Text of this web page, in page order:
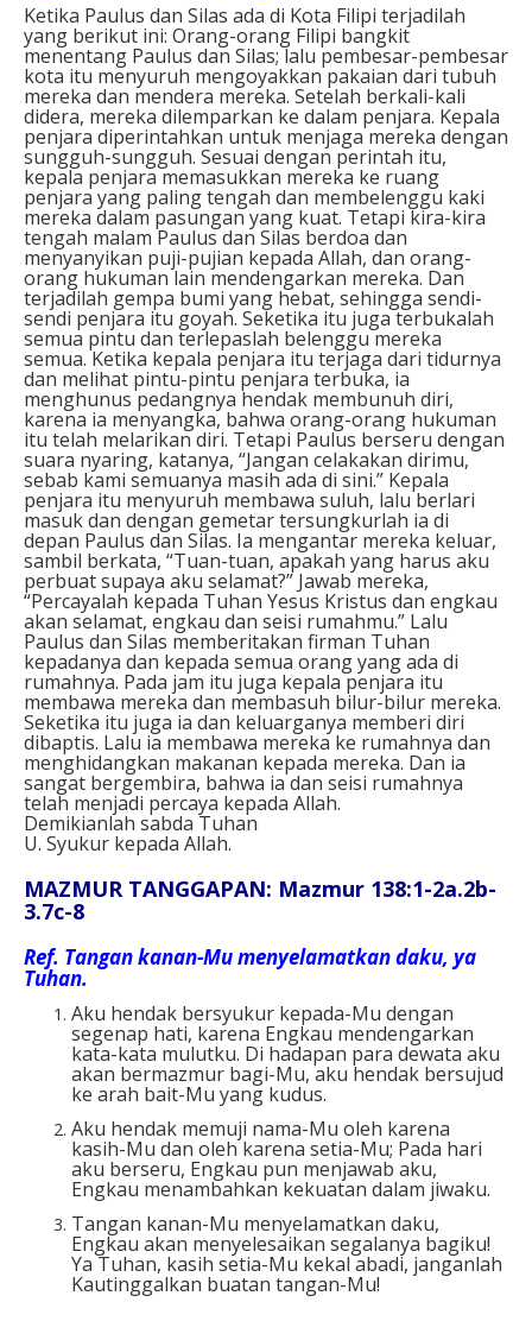
Ketika Paulus dan Silas ada di Kota Filipi terjadilah
yang berikut ini: Orang-orang Filipi bangkit
menentang Paulus dan Silas; lalu pembesar-pembesar
kota itu menyuruh mengoyakkan pakaian dari tubuh
mereka dan mendera mereka. Setelah berkali-kali
didera, mereka dilemparkan ke dalam penjara. Kepala
penjara diperintahkan untuk menjaga mereka dengan
sungguh-sungguh. Sesuai dengan perintah itu,
kepala penjara memasukkan mereka ke ruang
penjara yang paling tengah dan membelenggu kaki
mereka dalam pasungan yang kuat. Tetapi kira-kira
tengah malam Paulus dan Silas berdoa dan
menyanyikan puji-pujian kepada Allah, dan orang-
orang hukuman lain mendengarkan mereka. Dan
terjadilah gempa bumi yang hebat, sehingga sendi-
sendi penjara itu goyah. Seketika itu juga terbukalah
semua pintu dan terlepaslah belenggu mereka
semua. Ketika kepala penjara itu terjaga dari tidurnya
dan melihat pintu-pintu penjara terbuka, ia
menghunus pedangnya hendak membunuh diri,
karena ia menyangka, bahwa orang-orang hukuman
itu telah melarikan diri. Tetapi Paulus berseru dengan
suara nyaring, katanya, “Jangan celakakan dirimu,
sebab kami semuanya masih ada di sini.” Kepala
penjara itu menyuruh membawa suluh, lalu berlari
masuk dan dengan gemetar tersungkurlah ia di
depan Paulus dan Silas. Ia mengantar mereka keluar,
sambil berkata, “Tuan-tuan, apakah yang harus aku
perbuat supaya aku selamat?” Jawab mereka,
“Percayalah kepada Tuhan Yesus Kristus dan engkau
akan selamat, engkau dan seisi rumahmu.” Lalu
Paulus dan Silas memberitakan firman Tuhan
kepadanya dan kepada semua orang yang ada di
rumahnya. Pada jam itu juga kepala penjara itu
membawa mereka dan membasuh bilur-bilur mereka.
Seketika itu juga ia dan keluarganya memberi diri
dibaptis. Lalu ia membawa mereka ke rumahnya dan
menghidangkan makanan kepada mereka. Dan ia
sangat bergembira, bahwa ia dan seisi rumahnya
telah menjadi percaya kepada Allah.
Demikianlah sabda Tuhan
U. Syukur kepada Allah.
MAZMUR TANGGAPAN: Mazmur 138:1-2a.2b-
3.7c-8
Ref. Tangan kanan-Mu menyelamatkan daku, ya
Tuhan.
Aku hendak bersyukur kepada-Mu dengan
segenap hati, karena Engkau mendengarkan
kata-kata mulutku. Di hadapan para dewata aku
akan bermazmur bagi-Mu, aku hendak bersujud
ke arah bait-Mu yang kudus.
Aku hendak memuji nama-Mu oleh karena
kasih-Mu dan oleh karena setia-Mu; Pada hari
aku berseru, Engkau pun menjawab aku,
Engkau menambahkan kekuatan dalam jiwaku.
Tangan kanan-Mu menyelamatkan daku,
Engkau akan menyelesaikan segalanya bagiku!
Ya Tuhan, kasih setia-Mu kekal abadi, janganlah
Kautinggalkan buatan tangan-Mu!